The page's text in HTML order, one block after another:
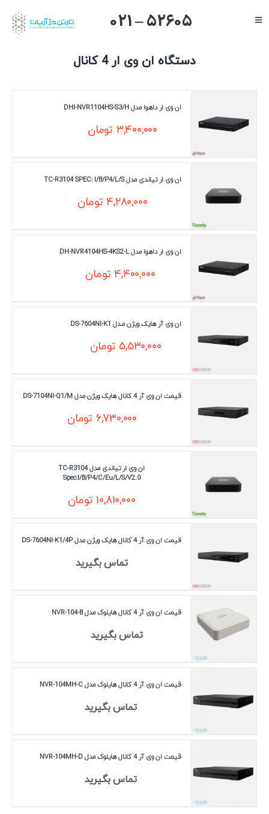
to
Toggle
میکروتیک
تیاندی
021 – 52605
دستگاه ان وی ار 4 کانال
ان وی ار داهوا مدل DHI-NVR1104HS-S3/H
۳,۴۰۰,۰۰۰ تومان
ان وی ار تیاندی مدل TC-R3104 SPEC: I/B/P4/L/S
۴,۲۸۰,۰۰۰ تومان
ان وی ار داهوا مدل DH-NVR4104HS-4KS2-L
۴,۴۰۰,۰۰۰ تومان
ان وی آر هایک ویژن مـدل DS-7604NI-K1
۵,۵۳۰,۰۰۰ تومان
قیمت ان وی آر 4 کانال هایک ویژن مدل DS-7104NI-Q1/M
۶,۷۳۰,۰۰۰ تومان
ان وی ار تیاندی مدل TC-R3104
Spec:I/B/P4/C/Eu/L/S/V2.0
۱۰,۸۱۰,۰۰۰ تومان
قیمت ان وی آر 4 کانال هایک ویژن مدل DS-7604NI-K1/4P
تماس بگیرید
قیمت ان وی آر 4 کانال هایلوک مدل NVR-104-B
تماس بگیرید
قیمت ان وی آر 4 کانال هایلوک مدل NVR-104MH-C
تماس بگیرید
قیمت ان وی آر 4 کانال هایلوک مدل NVR-104MH-D
تماس بگیرید